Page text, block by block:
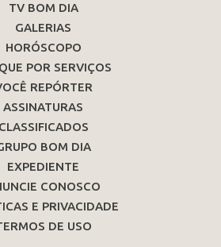
TV BOM DIA
GALERIAS
HORÓSCOPO
POR SERVIÇOS
REPÓRTER
ASSINATURAS
CLASSIFICADOS
BOM DIA
EXPEDIENTE
CONOSCO
E PRIVACIDADE
DE USO